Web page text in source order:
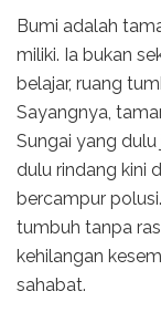
Bumi adalah
miliki. Ia bukan
belajar, ruang
Sayangnya,
Sungai yang
dulu rindang kini
bercampur
tumbuh tanpa
kehilangan
sahabat.